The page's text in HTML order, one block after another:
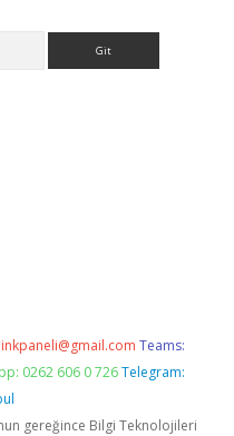
Teams:
0262 606 0 726 Telegram:
gereğince Bilgi Teknolojileri